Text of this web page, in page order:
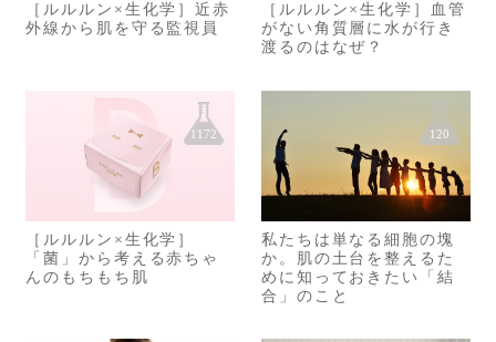
［ルルルン×生化学］近赤
外線から肌を守る監視員
［ルルルン×生化学］血管
がない角質層に水が行き
渡るのはなぜ？
1172
［ルルルン×生化学］
「菌」から考える赤ちゃ
んのもちもち肌
120
私たちは単なる細胞の塊
か。肌の土台を整えるた
めに知っておきたい「結
合」のこと